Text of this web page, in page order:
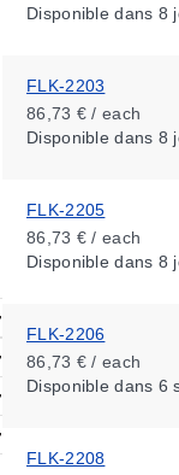
Disponible dans 8
FLK-2203
86,73 € / each
Disponible dans 8
FLK-2205
86,73 € / each
Disponible dans 8
FLK-2206
86,73 € / each
Disponible dans 6
FLK-2208